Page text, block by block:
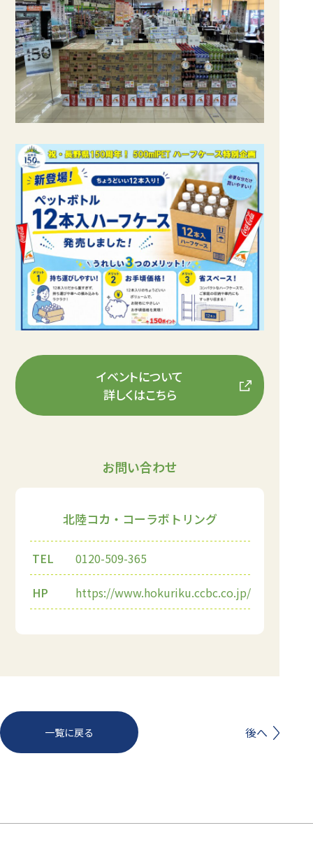
イベントについて
詳しくはこちら
お問い合わせ
北陸コカ・コーラボトリング
TEL 0120-509-365
HP https://www.hokuriku.ccbc.co.jp/
一覧に戻る 後へ